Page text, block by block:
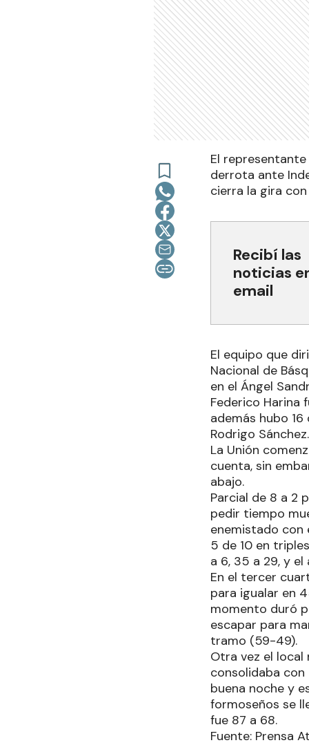
El
derrota ante
cierra la gira
Recibí las
noticias
email
El equipo que
Nacional de
en el Ángel
Federico Harina
además hubo 16
Rodrigo
La Unión
cuenta, sin
abajo.
Parcial de 8 a 2
pedir tiempo
enemistado con
5 de 10 en
a 6, 35 a 29, y
En el tercer
para igualar en
momento duró
escapar para
tramo (59-49).
Otra vez el local
consolidaba
buena noche y
formoseños se
fue 87 a 68.
Fuente: Prensa